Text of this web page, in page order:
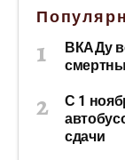
ВКАДу
С 1
сдачи